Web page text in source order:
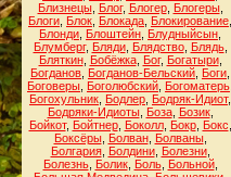
Близнецы, Блог, Блогер, Блогеры,
Блоги Блок Блокада Блокирование
Блонди Блоштейн Блудныйсын
Блумберг, Бляди, Блядство, Блядь,
Бляткин, Бобёжка, Бог, Богатыри,
Богданов Богданов-Бельский Боги
Боговеры Боголюбский Богоматерь
Богохульник Бодлер Бодряк-Идиот,
Бодряки-Идиоты, Боза, Бозик,
Бойкот, Бойтнер, Боколл, Бокр, Бокс
Боксёры, Болван, Болваны,
Болгария, Болдини, Болезни,
Болезнь, Болик, Боль, Больной,